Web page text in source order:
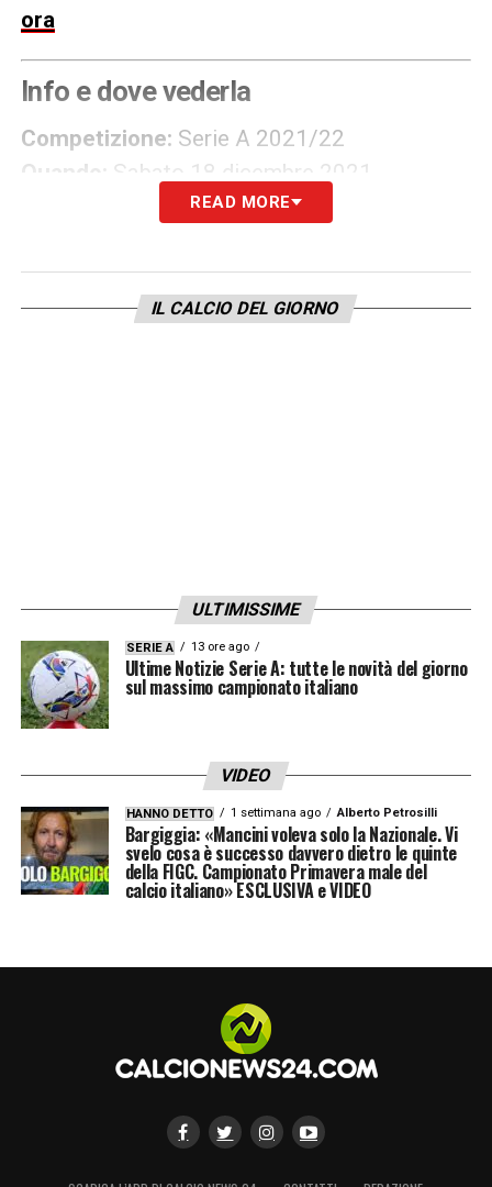
ora
Info e dove vederla
Competizione: Serie A 2021/22
Quando:
Sabato 18 dicembre 2021
ore 15.00
Dove vederla in streaming: Guarda
Atalanta-Roma solo su DAZN. Attiva ora
READ MORE
IL CALCIO DEL GIORNO
ULTIMISSIME
SERIE A 13 ore ago
Ultime Notizie Serie A: tutte le novità del giorno
sul massimo campionato italiano
VIDEO
HANNO DETTO 1 settimana ago Alberto Petrosilli
Bargiggia: «Mancini voleva solo la Nazionale. Vi
svelo cosa è successo davvero dietro le quinte
della FIGC. Campionato Primavera male del
calcio italiano» ESCLUSIVA e VIDEO